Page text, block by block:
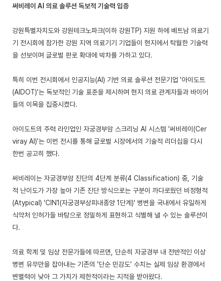
써비레이 AI 의료 솔루션 독보적 기술력 입증
강원특별자치도와 강원테크노파크(이하 강원TP) 지원 하에 베트남 의료기
기 전시회에 참가한 강원 지역 의료기기 기업들이 현지에서 탁월한 기술력
을 선보이며 글로벌 판로 확대에 박차를 가하고 있다.
특히 이번 전시회에서 인공지능(AI) 기반 의료 솔루션 전문기업 '아이도트
(AIDOT)'는 독보적인 기술 표준을 제시하며 현지 의료 관계자들과 바이어
들의 이목을 집중시켰다.
아이도트의 주력 라인업인 자궁경부암 스크리닝 AI 시스템 '써비레이(Cer
viray AI)'는 이번 전시를 통해 글로벌 시장에서의 기술적 리더십을 다시
한번 공고히 했다.
써비레이는 자궁경부암 진단의 4단계 분류(4 Classification) 중, 기술
적 난이도가 가장 높아 기존 진단 방식으로는 구분이 까다로웠던 비정형적
(Atypical) 'CIN1(자궁경부상피내종양 1단계)' 병변을 국내에서 유일하게
식약처 인허가들 바탕으로 정밀하게 표현하고 식별해 낼 수 있는 솔루션이
다.
의료 학계 및 임상 전문가들에 따르면, 단순히 자궁경부 내 전반적인 이상
병변 유무만을 잡아내는 기존의 '단순 민감도' 수치는 실제 임상 환경에서
변별력이 낮아 그 가치가 제한적이라는 지적을 받아왔다.